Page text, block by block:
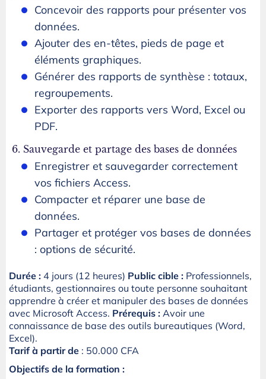
Concevoir des rapports pour présenter vos
données.
Ajouter des en-têtes, pieds de page et
éléments graphiques.
Générer des rapports de synthèse : totaux,
regroupements.
Exporter des rapports vers Word, Excel ou
PDF.
6. Sauvegarde et partage des bases de données
Enregistrer et sauvegarder correctement
vos fichiers Access.
Compacter et réparer une base de
données.
Partager et protéger vos bases de données
: options de sécurité.
Durée : 4 jours (12 heures) Public cible : Professionnels,
étudiants, gestionnaires ou toute personne souhaitant
apprendre à créer et manipuler des bases de données
avec Microsoft Access. Prérequis : Avoir une
connaissance de base des outils bureautiques (Word,
Excel).
Tarif à partir de : 50.000 CFA
Objectifs de la formation :